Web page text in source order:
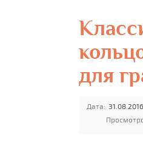
для
Дата: